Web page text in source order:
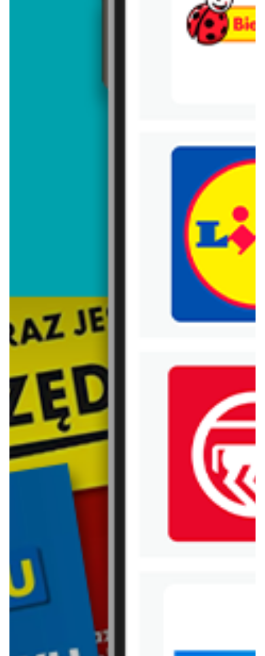
Trafiłeś na nieaktualną gazetkę
Zobacz aktualne gazetki Blix!
aktualna aktualna
Oferta od czwartku
WIĘCEJ GAZETEK